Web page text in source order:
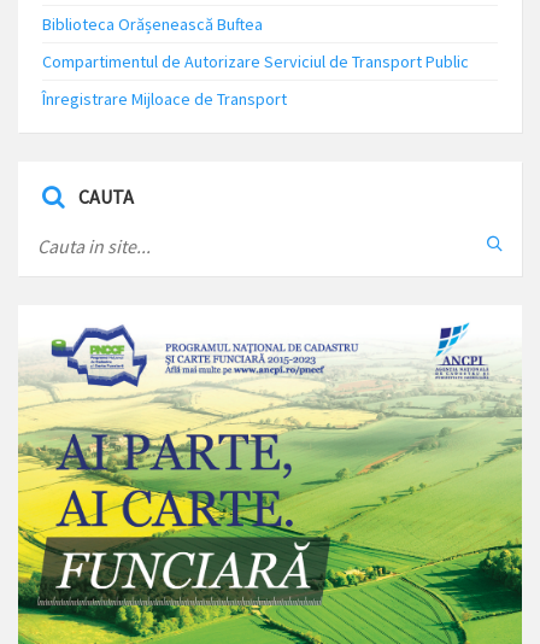
Biblioteca Orășenească Buftea
Compartimentul de Autorizare Serviciul de Transport Public
Înregistrare Mijloace de Transport
CAUTA